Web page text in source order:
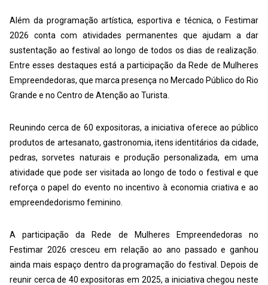
Além da programação artística, esportiva e técnica, o Festimar
2026 conta com atividades permanentes que ajudam a dar
sustentação ao festival ao longo de todos os dias de realização.
Entre esses destaques está a participação da Rede de Mulheres
Empreendedoras, que marca presença no Mercado Público do Rio
Grande e no Centro de Atenção ao Turista.
Reunindo cerca de 60 expositoras, a iniciativa oferece ao público
produtos de artesanato, gastronomia, itens identitários da cidade,
pedras, sorvetes naturais e produção personalizada, em uma
atividade que pode ser visitada ao longo de todo o festival e que
reforça o papel do evento no incentivo à economia criativa e ao
empreendedorismo feminino.
A participação da Rede de Mulheres Empreendedoras no
Festimar 2026 cresceu em relação ao ano passado e ganhou
ainda mais espaço dentro da programação do festival. Depois de
reunir cerca de 40 expositoras em 2025, a iniciativa chegou neste